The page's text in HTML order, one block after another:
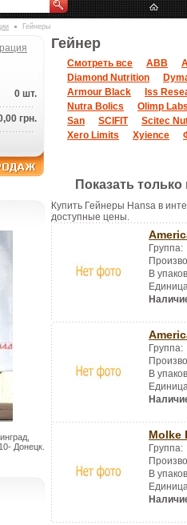
Гейнеры
0 шт.
грн.
Донецк.
Гейнер
Смотреть все ABB
Diamond Nutrition
Armour Black
Iss
Nutra Bolics
Olimp Labs
San
SCIFIT Scitec
Xero Limits
Xyience
Показать
Купить Гейнеры Hansa в
доступные цены.
Группа:
В
Группа:
В
Molke
Группа:
В